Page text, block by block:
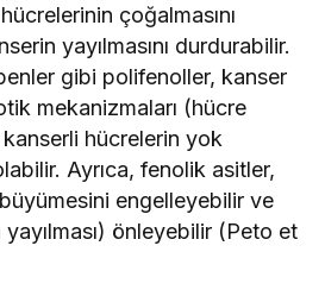
çoğalmasını
yayılmasını durdurabilir.
gibi polifenoller, kanser
mekanizmaları (hücre
hücrelerin yok
Ayrıca, fenolik asitler,
engelleyebilir ve
önleyebilir (Peto et